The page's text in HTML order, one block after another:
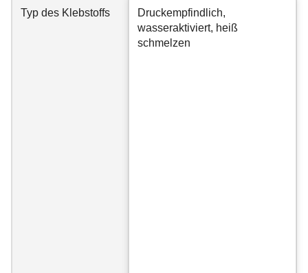
Typ des Klebstoffs
Druckempfindlich,
wasseraktiviert, heiß
schmelzen